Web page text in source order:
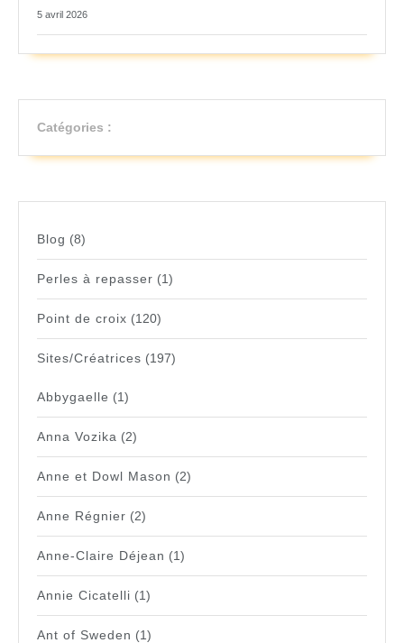
5 avril 2026
Catégories :
Blog (8)
Perles à repasser (1)
Point de croix (120)
Sites/Créatrices (197)
Abbygaelle (1)
Anna Vozika (2)
Anne et Dowl Mason (2)
Anne Régnier (2)
Anne-Claire Déjean (1)
Annie Cicatelli (1)
Ant of Sweden (1)